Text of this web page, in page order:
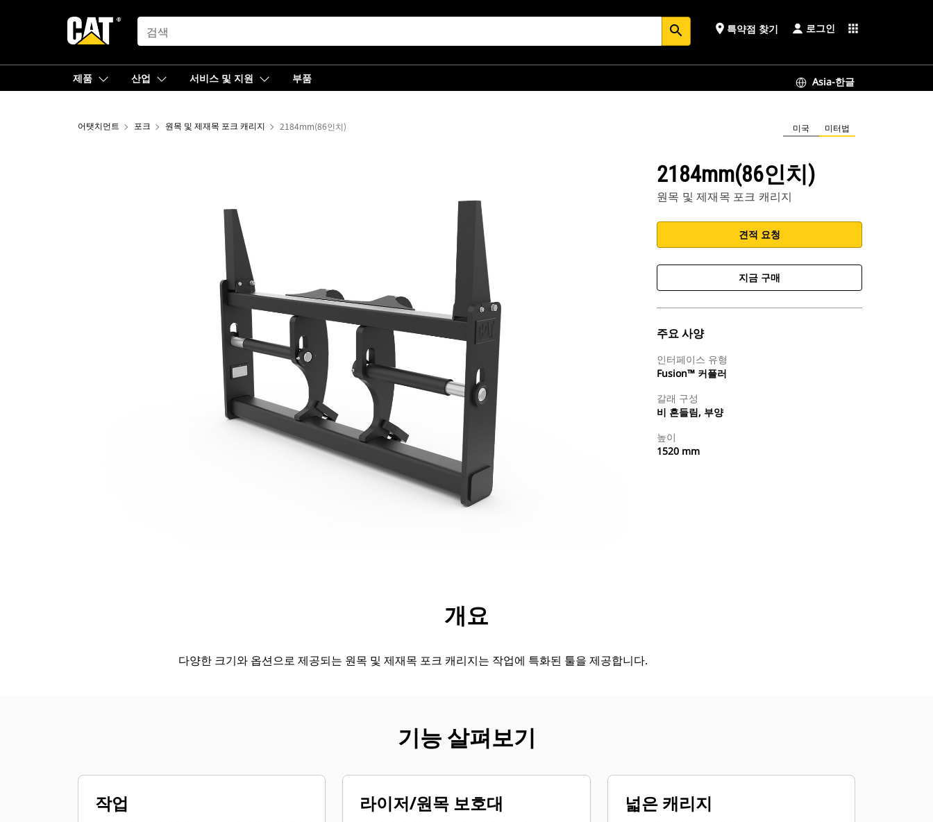
SEARCH search place 특약점 찾기 로그인 apps
제품 산업 서비스 및 지원 부품 Asia-한글
어탯치먼트 포크 원목 및 제재목 포크 캐리지 2184mm(86인치) 미국 미터법
2184mm(86인치)
원목 및 제재목 포크 캐리지
견적 요청
지금 구매
주요 사양
인터페이스 유형
Fusion™ 커플러
갈래 구성
비 흔들림, 부양
높이
1520 mm
투어
개요
다양한 크기와 옵션으로 제공되는 원목 및 제재목 포크 캐리지는 작업에 특화된 툴을 제공합니다.
기능 살펴보기
작업 라이저/원목 보호대 넓은 캐리지